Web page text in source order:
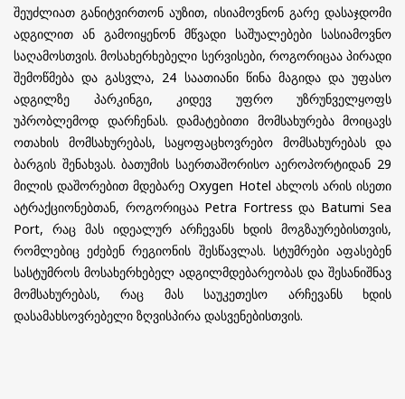
შეუძლიათ განიტვირთონ აუზით, ისიამოვნონ გარე დასაჯდომი
ადგილით ან გამოიყენონ მწვადი საშუალებები სასიამოვნო
საღამოსთვის. მოსახერხებელი სერვისები, როგორიცაა პირადი
შემოწმება და გასვლა, 24 საათიანი წინა მაგიდა და უფასო
ადგილზე პარკინგი, კიდევ უფრო უზრუნველყოფს
უპრობლემოდ დარჩენას. დამატებითი მომსახურება მოიცავს
ოთახის მომსახურებას, საყოფაცხოვრებო მომსახურებას და
ბარგის შენახვას. ბათუმის საერთაშორისო აეროპორტიდან 29
მილის დაშორებით მდებარე Oxygen Hotel ახლოს არის ისეთი
ატრაქციონებთან, როგორიცაა Petra Fortress და Batumi Sea
Port, რაც მას იდეალურ არჩევანს ხდის მოგზაურებისთვის,
რომლებიც ეძებენ რეგიონის შესწავლას. სტუმრები აფასებენ
სასტუმროს მოსახერხებელ ადგილმდებარეობას და შესანიშნავ
მომსახურებას, რაც მას საუკეთესო არჩევანს ხდის
დასამახსოვრებელი ზღვისპირა დასვენებისთვის.